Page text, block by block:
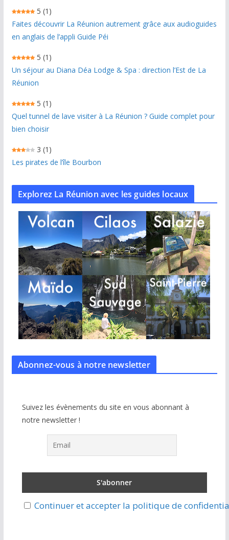
5 (1)
Faites découvrir La Réunion autrement grâce aux audioguides
en anglais de l’appli Guide Péi
5 (1)
Un séjour au Diana Déa Lodge & Spa : direction l’Est de La
Réunion
5 (1)
Quel tunnel de lave visiter à La Réunion ? Guide complet pour
bien choisir
3 (1)
Les pirates de l’île Bourbon
Explorez La Réunion avec les guides locaux
Abonnez-vous à notre newsletter
Suivez les évènements du site en vous abonnant à
notre newsletter !
Continuer et accepter la politique de